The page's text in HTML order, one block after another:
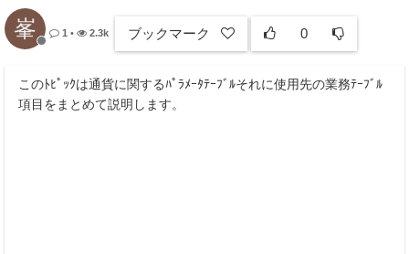
峯 1 • 2.3k ブックマーク 0
このﾄﾋﾟｯｸは通貨に関するﾊﾟﾗﾒｰﾀﾃｰﾌﾞﾙそれに使用先の業務ﾃｰﾌﾞﾙ
項目をまとめて説明します。